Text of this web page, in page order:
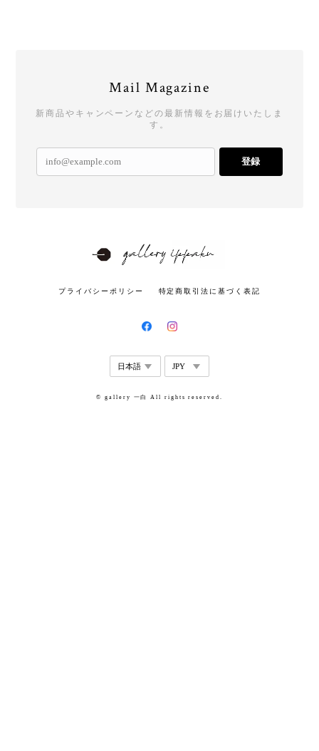
Mail Magazine
新商品やキャンペーンなどの最新情報をお届けいたしま
す。
登録
プライバシーポリシー 特定商取引法に基づく表記
© gallery 一白 All rights reserved.